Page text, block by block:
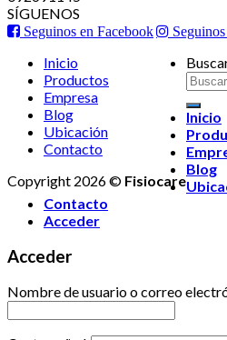
SÍGUENOS
Seguinos en Facebook
Inicio
Productos
Empresa
Blog
Ubicación
Contacto
Copyright 2026 © Fisiocare
Inicio
Blog
Contacto
Acceder
Acceder
Nombre de usuario o correo